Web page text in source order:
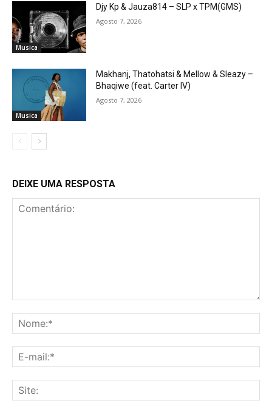
Musica
Djy Kp & Jauza814 – SLP x TPM(GMS)
Agosto 7, 2026
Musica
Makhanj, Thatohatsi & Mellow & Sleazy –
Bhaqiwe (feat. Carter IV)
Agosto 7, 2026
DEIXE UMA RESPOSTA